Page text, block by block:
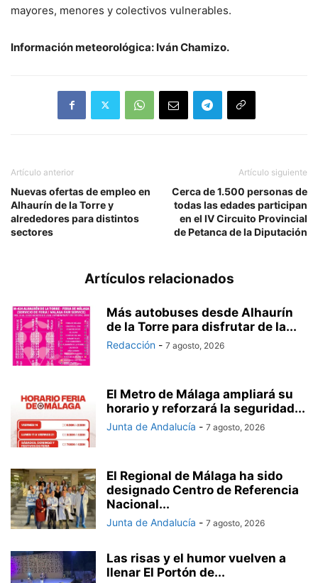
mayores, menores y colectivos vulnerables.
Información meteorológica: Iván Chamizo.
Artículo anterior
Nuevas ofertas de empleo en
Alhaurín de la Torre y
alrededores para distintos
sectores
Artículo siguiente
Cerca de 1.500 personas de
todas las edades participan
en el IV Circuito Provincial
de Petanca de la Diputación
Artículos relacionados
Más autobuses desde Alhaurín
de la Torre para disfrutar de la...
Redacción - 7 agosto, 2026
El Metro de Málaga ampliará su
horario y reforzará la seguridad...
Junta de Andalucía - 7 agosto, 2026
El Regional de Málaga ha sido
designado Centro de Referencia
Nacional...
Junta de Andalucía - 7 agosto, 2026
Las risas y el humor vuelven a
llenar El Portón de...